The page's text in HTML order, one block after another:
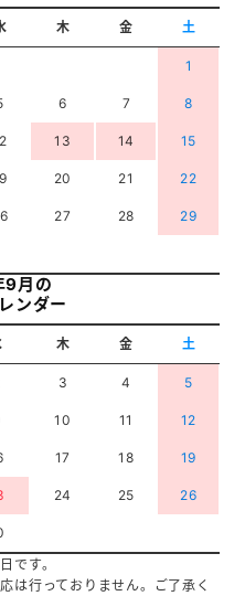
木 金 土
1
6 7 8
13 14 15
20 21 22
27 28 29
月の
ンダー
木 金 土
3 4 5
10 11 12
17 18 19
24 25 26
です。
は行っておりません。ご了承く